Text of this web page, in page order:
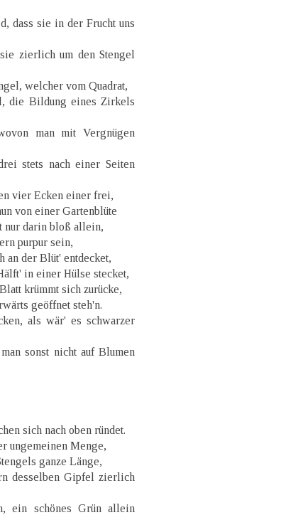
dass sie in der Frucht uns
zierlich um den Stengel
welcher vom Quadrat,
die Bildung eines Zirkels
man mit Vergnügen
stets nach einer Seiten
vier Ecken einer frei,
von einer Gartenblüte
nur darin bloß allein,
purpur sein,
an der Blüt' entdecket,
in einer Hülse stecket,
krümmt sich zurücke,
geöffnet steh'n.
als wär' es schwarzer
sonst nicht auf Blumen
sich nach oben ründet.
ungemeinen Menge,
ganze Länge,
desselben Gipfel zierlich
ein schönes Grün allein